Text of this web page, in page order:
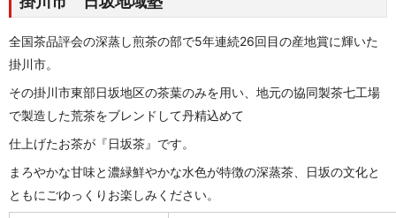
全国茶品評会の深蒸し煎茶の部で5年連続26回目の産地賞に輝いた
掛川市。
その掛川市東部日坂地区の茶葉のみを用い、地元の協同製茶七工場
で製造した荒茶をブレンドして丹精込めて
仕上げたお茶が『日坂茶』です。
まろやかな甘味と濃緑鮮やかな水色が特徴の深蒸茶、日坂の文化と
ともにごゆっくりお楽しみください。